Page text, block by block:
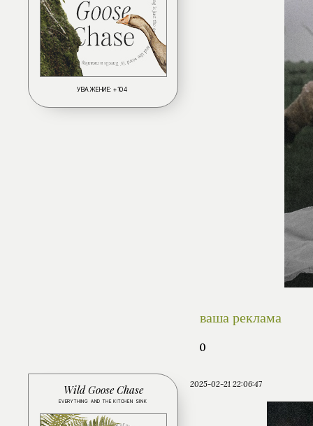
УВАЖЕНИЕ: +104
ваша реклама
0
2025-02-21 22:06:47
Wild Goose Chase
EVERYTHING AND THE KITCHEN SINK